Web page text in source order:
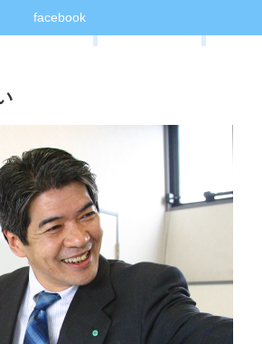
facebook